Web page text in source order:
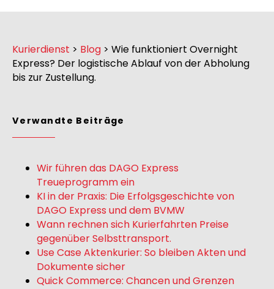
Kurierdienst > Blog > Wie funktioniert Overnight
Express? Der logistische Ablauf von der Abholung
bis zur Zustellung.
Verwandte Beiträge
Wir führen das DAGO Express
Treueprogramm ein
KI in der Praxis: Die Erfolgsgeschichte von
DAGO Express und dem BVMW
Wann rechnen sich Kurierfahrten Preise
gegenüber Selbsttransport.
Use Case Aktenkurier: So bleiben Akten und
Dokumente sicher
Quick Commerce: Chancen und Grenzen